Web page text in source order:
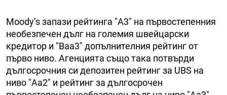
Moody’s запази рейтинга "A3" на първостепенния
необезпечен дълг на големия швейцарски
кредитор и "Baa3" допълнителния рейтинг от
първо ниво. Агенцията също така потвърди
дългосрочния си депозитен рейтинг за UBS на
ниво "Aa2" и рейтинг за дългосрочен